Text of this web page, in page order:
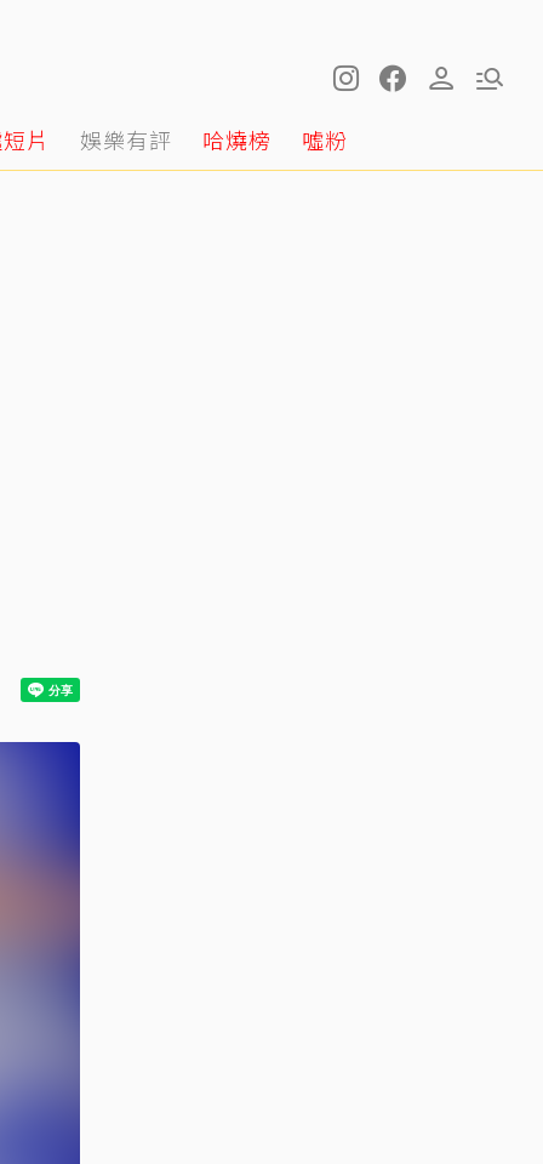
片 娛樂有評 哈燒榜 噓粉